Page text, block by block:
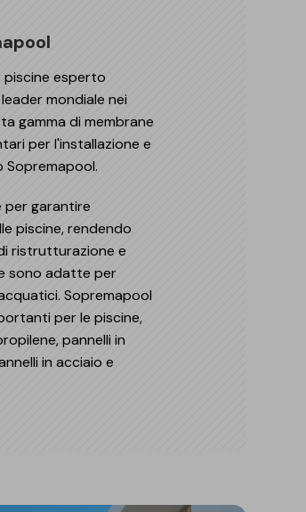
di coperture industriali
delle coperture
radianti, pavimenti PMMA, ...)
piscine esperto
mondiale nei
gamma di membrane
per l'installazione e
Sopremapool.
per garantire
piscine, rendendo
ristrutturazione e
sono adatte per
Sopremapool
per le piscine,
pannelli in
in acciaio e